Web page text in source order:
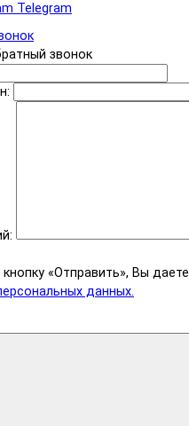
Telegram
звонок
«Отправить», Вы даете
данных.